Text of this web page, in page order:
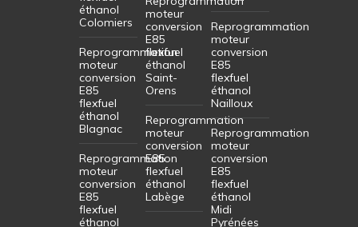
éthanol
Colomiers
Reprogrammation
moteur
conversion
E85
flexfuel
éthanol
Blagnac
Reprogrammation
moteur
conversion
E85
flexfuel
éthanol
moteur
conversion
E85
flexfuel
éthanol
Saint-
Orens
Reprogrammation
moteur
conversion
E85
flexfuel
éthanol
Labège
Reprogrammation
moteur
conversion
E85
flexfuel
éthanol
Nailloux
Reprogrammation
moteur
conversion
E85
flexfuel
éthanol
Midi
Pyrénées